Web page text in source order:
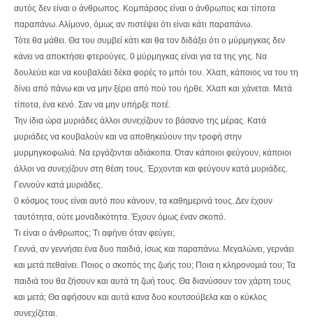
αυτός δεν είναι ο άνθρωπος. Κομπάρσος είναι ο άνθρωπος και τίποτα
παραπάνω. Αλίμονο, όμως αν πιστέψει ότι είναι κάτι παραπάνω.
Τότε θα μάθει. Θα του συμβεί κάτι και θα τον διδάξει ότι ο μύρμηγκας δεν
κάνει να αποκτήσει φτερούγες. 0 μύρμηγκας είναι για τα της γης. Να
δουλεύει και να κουβαλάει δέκα φορές το μπόι του. Χλαπ, κάποιος να του τη
δίνει από πάνω και να μην ξέρει από πού του ήρθε. Χλαπ και χάνεται. Μετά
τίποτα, ένα κενό. Σαν να μην υπήρξε ποτέ.
Την ίδια ώρα μυριάδες άλλοι συνεχίζουν το βάσανο της μέρας. Κατά
μυριάδες να κουβαλούν και να αποθηκεύουν την τροφή στην
μυρμηγκοφωλιά. Να εργάζονται αδιάκοπα. Όταν κάποιοι φεύγουν, κάποιοι
άλλοι να συνεχίζουν στη θέση τους. Έρχονται και φεύγουν κατά μυριάδες.
Γεννούν κατά μυριάδες.
0 κόσμος τους είναι αυτό που κάνουν, τα καθημερινά τους. Δεν έχουν
ταυτότητα, ούτε μοναδικότητα. Έχουν όμως έναν σκοπό.
Τι είναι ο άνθρωπος; Τι αφήνει όταν φεύγει;
Γεννά, αν γεννήσει ένα δυο παιδιά, ίσως και παραπάνω. Μεγαλώνει, γερνάει
και μετά πεθαίνει. Ποιος ο σκοπός της ζωής του; Ποια η κληρονομιά του; Τα
παιδιά του θα ζήσουν και αυτά τη ζωή τους. Θα διανύσουν τον χάρτη τους
και μετά; Θα αφήσουν και αυτά κανα δυο κουτσούβελα και ο κύκλος
συνεχίζεται.